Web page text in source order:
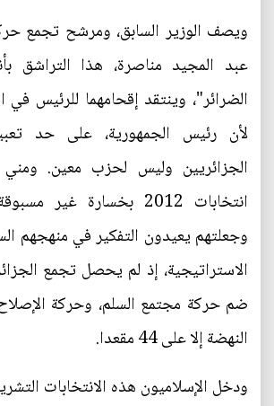
ويصف الوزير السابق، ومرشح تجمع
عبد المجيد مناصرة، هذا التراشق
الضرائر"، وينتقد إقحامهما للرئيس في
لأن رئيس الجمهورية، على حد
الجزائريين وليس لحزب معين. ومني
انتخابات 2012 بخسارة
وجعلتهم يعيدون التفكير في منهجهم
الاستراتيجية، إذ لم يحصل تجمع
ضم حركة مجتمع السلم، وحركة
النهضة إلا على 44 مقعدا.
ودخل الإسلاميون هذه الانتخابات